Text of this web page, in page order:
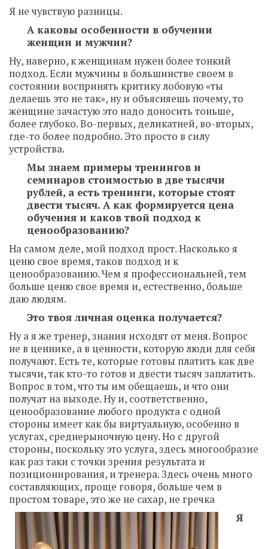
Я не чувствую разницы.
А каковы особенности в обучении
женщин и мужчин?
Ну, наверно, к женщинам нужен более тонкий
подход. Если мужчины в большинстве своем в
состоянии воспринять критику лобовую «ты
делаешь это не так», ну и объясняешь почему, то
женщине зачастую это надо доносить тоньше,
более глубоко. Во-первых, деликатней, во-вторых,
где-то более подробно. Это просто в силу
устройства.
Мы знаем примеры тренингов и
семинаров стоимостью в две тысячи
рублей, а есть тренинги, которые стоят
двести тысяч. А как формируется цена
обучения и каков твой подход к
ценообразованию?
На самом деле, мой подход прост. Насколько я
ценю свое время, таков подход и к
ценообразованию. Чем я профессиональней, тем
больше ценю свое время и, естественно, больше
даю людям.
Это твоя личная оценка получается?
Ну а я же тренер, знания исходят от меня. Вопрос
не в ценнике, а в ценности, которую люди для себя
получают. Есть те, которые готовы платить как две
тысячи, так кто-то готов и двести тысяч заплатить.
Вопрос в том, что ты им обещаешь, и что они
получат на выходе. Ну и, соответственно,
ценообразование любого продукта с одной
стороны имеет как бы виртуальную, особенно в
услугах, среднерыночную цену. Но с другой
стороны, поскольку это услуга, здесь многообразие
как раз таки с точки зрения результата и
позиционирования, и тренера. Здесь очень много
составляющих, проще говоря, больше чем в
простом товаре, это же не сахар, не гречка
Я